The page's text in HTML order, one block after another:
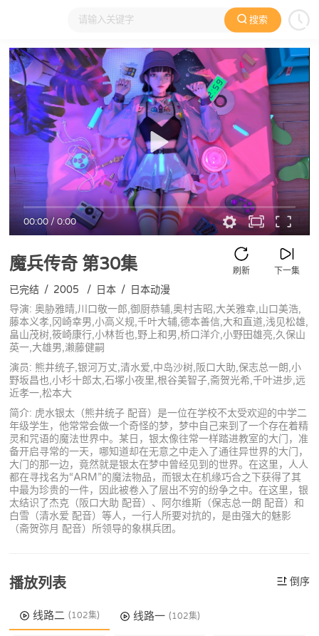
搜索
大家在看 日本动漫 国产动漫 欧美动漫 动漫电影
00:00/0:00
魔兵传奇 第30集 下一集
刷新
已完结 / 2005 / 日本 / 日本动漫
导演: 奥胁雅晴,川口敬一郎,御厨恭辅,奥村吉昭,大关雅幸,山口美浩,
藤本义孝,冈崎幸男,小高义规,千叶大辅,德本善信,大和直道,浅见松雄,
畠山茂树,筱崎康行,小林哲也,野上和男,桥口洋介,小野田雄亮,久保山
英一,大雄男,濑藤健嗣
演员: 熊井统子,银河万丈,清水爱,中岛沙树,阪口大助,保志总一朗,小
野坂昌也,小杉十郎太,石塚小夜里,根谷美智子,斋贺光希,千叶进步,远
近孝一,松本大
简介: 虎水银太（熊井统子 配音）是一位在学校不太受欢迎的中学二
年级学生，他常常会做一个奇怪的梦，梦中自己来到了一个存在着精
灵和咒语的魔法世界中。某日，银太像往常一样踏进教室的大门，准
备开启寻常的一天，哪知道却在无意之中走入了通往异世界的大门，
大门的那一边，竟然就是银太在梦中曾经见到的世界。在这里，人人
都在寻找名为“ARM”的魔法物品，而银太在机缘巧合之下获得了其
中最为珍贵的一件，因此被卷入了层出不穷的纷争之中。在这里，银
太结识了杰克（阪口大助 配音）、阿尔维斯（保志总一朗 配音）和
白雪（清水爱 配音）等人，一行人所要对抗的，是由强大的魅影
（斋贺弥月 配音）所领导的象棋兵团。
播放列表 倒序
线路二 (102集) 线路一 (102集)